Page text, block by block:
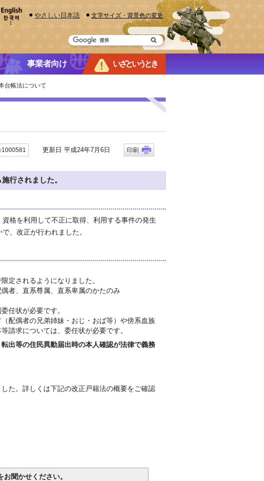
やさしい日本語 文字サイズ・背景色の変更
事業者向け いざというとき
台帳法について
1000581 更新日 平成24年7月6日 印刷
行されました。
格を利用して不正に取得、利用する事件の発生
、改正が行われました。
定されるようになりました。
者、直系尊属、直系卑属のかたのみ
任状が必要です。
配偶者の兄弟姉妹・おじ・おば等）や傍系血族
請求については、委任状が必要です。
出等の住民異動届出時の本人確認が法律で義務
た。詳しくは下記の改正戸籍法の概要をご確認
聞かせください。